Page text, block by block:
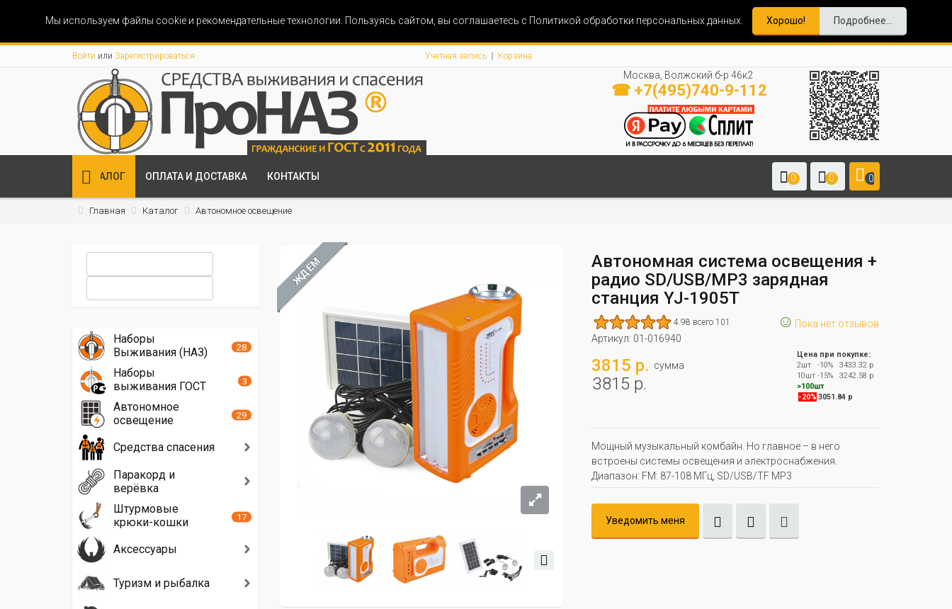
Мы используем файлы cookie и рекомендательные технологии. Пользуясь сайтом, вы соглашаетесь с Политикой обработки персональных данных. Хорошо! Подробнее...
Войти или Зарегистрироваться Учетная запись Корзина
Москва, Волжский б-р 46к2
☎ +7(495)740-9-112
КАТАЛОГ ОПЛАТА И ДОСТАВКА КОНТАКТЫ 0 0 0
Главная Каталог Автономное освещение
ЖДЁМ
Автономная система освещения +
радио SD/USB/MP3 зарядная
станция YJ-1905Т
4.98 всего 101 ☺ Пока нет отзывов
Артикул: 01-016940
3815 р. сумма
3815 р.
Цена при покупке:
2шт
-10%
3433.32 р
10шт -15%
3242.58 р
>100шт
-20% 3051.84 р
Мощный музыкальный комбайн. Но главное – в него
встроены системы освещения и электроснабжения.
Диапазон: FM: 87-108 МГц, SD/USB/TF MP3
Уведомить меня
Наборы
Выживания (НАЗ)
28
Наборы
выживания ГОСТ
3
Автономное
освещение
29
Средства спасения
Паракорд и
верёвка
Штурмовые
крюки-кошки
17
Аксессуары
Туризм и рыбалка